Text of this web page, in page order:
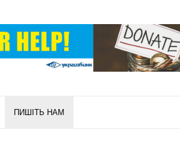
ПИШІТЬ НАМ